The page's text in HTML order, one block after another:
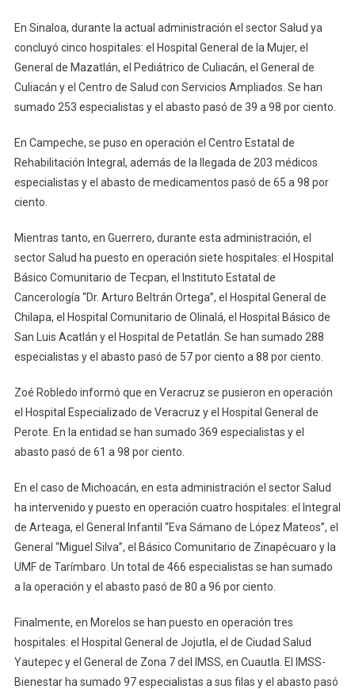
En Sinaloa, durante la actual administración el sector Salud ya
concluyó cinco hospitales: el Hospital General de la Mujer, el
General de Mazatlán, el Pediátrico de Culiacán, el General de
Culiacán y el Centro de Salud con Servicios Ampliados. Se han
sumado 253 especialistas y el abasto pasó de 39 a 98 por ciento.
En Campeche, se puso en operación el Centro Estatal de
Rehabilitación Integral, además de la llegada de 203 médicos
especialistas y el abasto de medicamentos pasó de 65 a 98 por
ciento.
Mientras tanto, en Guerrero, durante esta administración, el
sector Salud ha puesto en operación siete hospitales: el Hospital
Básico Comunitario de Tecpan, el Instituto Estatal de
Cancerología “Dr. Arturo Beltrán Ortega”, el Hospital General de
Chilapa, el Hospital Comunitario de Olinalá, el Hospital Básico de
San Luis Acatlán y el Hospital de Petatlán. Se han sumado 288
especialistas y el abasto pasó de 57 por ciento a 88 por ciento.
Zoé Robledo informó que en Veracruz se pusieron en operación
el Hospital Especializado de Veracruz y el Hospital General de
Perote. En la entidad se han sumado 369 especialistas y el
abasto pasó de 61 a 98 por ciento.
En el caso de Michoacán, en esta administración el sector Salud
ha intervenido y puesto en operación cuatro hospitales: el Integral
de Arteaga, el General Infantil “Eva Sámano de López Mateos”, el
General “Miguel Silva”, el Básico Comunitario de Zinapécuaro y la
UMF de Tarímbaro. Un total de 466 especialistas se han sumado
a la operación y el abasto pasó de 80 a 96 por ciento.
Finalmente, en Morelos se han puesto en operación tres
hospitales: el Hospital General de Jojutla, el de Ciudad Salud
Yautepec y el General de Zona 7 del IMSS, en Cuautla. El IMSS-
Bienestar ha sumado 97 especialistas a sus filas y el abasto pasó